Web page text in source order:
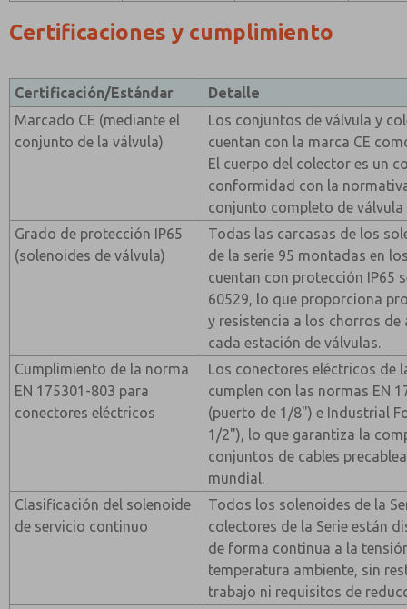
Certificaciones y cumplimiento
Certificación/Estándar
Detalle
Marcado CE (mediante el
conjunto de la válvula)
Los conjuntos de válvula y
cuentan con la marca CE
El cuerpo del colector es un
conformidad con la
conjunto completo de válvula
Grado de protección IP65
(solenoides de válvula)
Todas las carcasas de los
de la serie 95 montadas en
cuentan con protección IP65
60529, lo que proporciona
y resistencia a los chorros de
cada estación de válvulas.
Cumplimiento de la norma
EN 175301-803 para
conectores eléctricos
Los conectores eléctricos de
cumplen con las normas EN
(puerto de 1/8") e Industrial
1/2"), lo que garantiza la
conjuntos de cables
mundial.
Clasificación del solenoide
de servicio continuo
Todos los solenoides de la
colectores de la Serie están
de forma continua a la
temperatura ambiente, sin
trabajo ni requisitos de